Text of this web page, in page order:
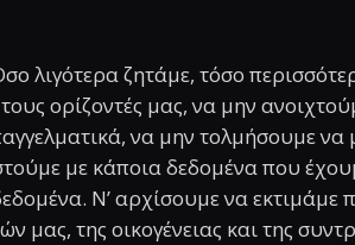
λιγότερα ζητάμε, τόσο
ορίζοντές μας, να μην
να μην τολμήσουμε να
με κάποια δεδομένα που
Ν’ αρχίσουμε να εκτιμάμε
μας, της οικογένειας και της